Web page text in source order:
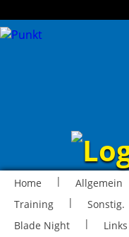
Home | Allgemein
Training
| Sonstig.
Blade Night
| Links